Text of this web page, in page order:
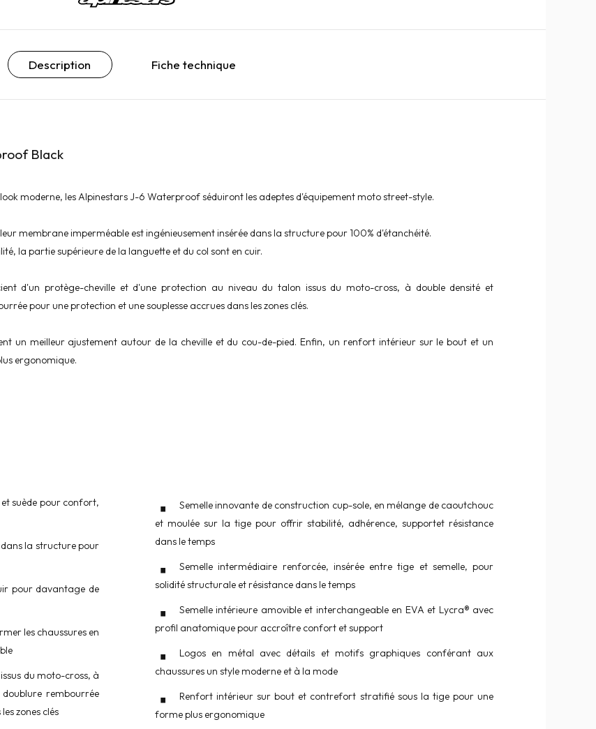
Description Fiche technique
Black
moderne, les Alpinestars J-6 Waterproof séduiront les adeptes d'équipement moto street-style.
membrane imperméable est ingénieusement insérée dans la structure pour 100% d'étanchéité.
la partie supérieure de la languette et du col sont en cuir.
d'un protège-cheville et d'une protection au niveau du talon issus du moto-cross, à double densité et
pour une protection et une souplesse accrues dans les zones clés.
un meilleur ajustement autour de la cheville et du cou-de-pied. Enfin, un renfort intérieur sur le bout et un
ergonomique.
suède pour confort,
la structure pour
pour davantage de
les chaussures en
du moto-cross, à
rembourrée
zones clés
Semelle innovante de construction cup-sole, en mélange de caoutchouc
et moulée sur la tige pour offrir stabilité, adhérence, supportet résistance
dans le temps
Semelle intermédiaire renforcée, insérée entre tige et semelle, pour
solidité structurale et résistance dans le temps
Semelle intérieure amovible et interchangeable en EVA et Lycra® avec
profil anatomique pour accroître confort et support
Logos en métal avec détails et motifs graphiques conférant aux
chaussures un style moderne et à la mode
Renfort intérieur sur bout et contrefort stratifié sous la tige pour une
forme plus ergonomique